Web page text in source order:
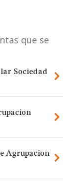
que se
Sociedad
Agrupacion